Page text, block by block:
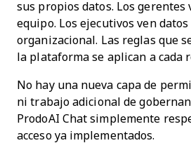
sus propios datos. Los gerentes
equipo. Los ejecutivos ven datos
organizacional. Las reglas que
la plataforma se aplican a cada
No hay una nueva capa de
ni trabajo adicional de
ProdoAI Chat simplemente
acceso ya implementados.